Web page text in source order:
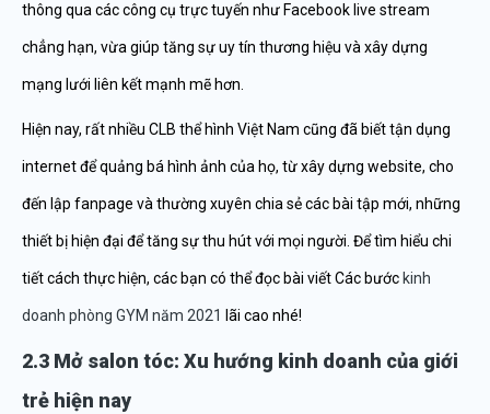
thông qua các công cụ trực tuyến như Facebook live stream
chẳng hạn, vừa giúp tăng sự uy tín thương hiệu và xây dựng
mạng lưới liên kết mạnh mẽ hơn.
Hiện nay, rất nhiều CLB thể hình Việt Nam cũng đã biết tận dụng
internet để quảng bá hình ảnh của họ, từ xây dựng website, cho
đến lập fanpage và thường xuyên chia sẻ các bài tập mới, những
thiết bị hiện đại để tăng sự thu hút với mọi người. Để tìm hiểu chi
tiết cách thực hiện, các bạn có thể đọc bài viết Các bước kinh
doanh phòng GYM năm 2021 lãi cao nhé!
2.3 Mở salon tóc: Xu hướng kinh doanh của giới
trẻ hiện nay